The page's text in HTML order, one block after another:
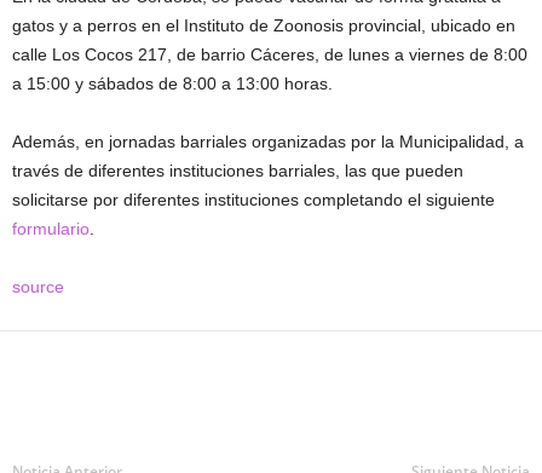
gatos y a perros en el Instituto de Zoonosis provincial, ubicado en
calle Los Cocos 217, de barrio Cáceres, de lunes a viernes de 8:00
a 15:00 y sábados de 8:00 a 13:00 horas.
Además, en jornadas barriales organizadas por la Municipalidad, a
través de diferentes instituciones barriales, las que pueden
solicitarse por diferentes instituciones completando el siguiente
formulario
source